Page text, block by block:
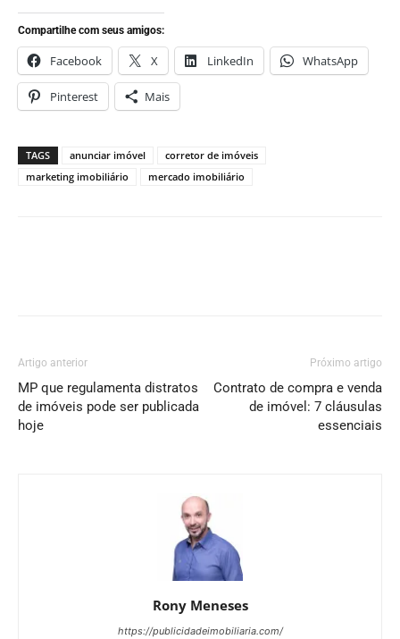
Compartilhe com seus amigos:
Facebook X LinkedIn WhatsApp
Pinterest Mais
TAGS anunciar imóvel
corretor de imóveis
marketing imobiliário
mercado imobiliário
Artigo anterior
MP que regulamenta distratos
de imóveis pode ser publicada
hoje
Próximo artigo
Contrato de compra e venda
de imóvel: 7 cláusulas
essenciais
Rony Meneses
https://publicidadeimobiliaria.com/